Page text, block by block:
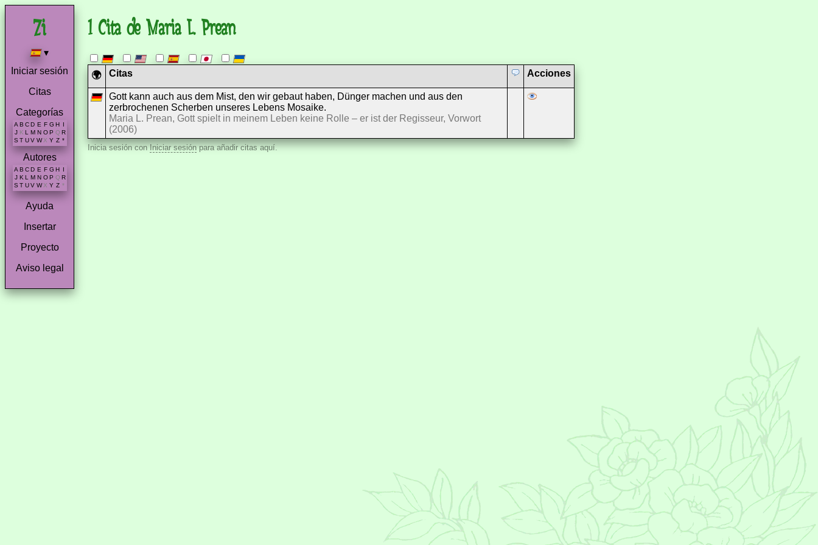
▾
Iniciar sesión
Citas
Categorías
A B C D E F G H I
J K L M N O P Q R
S T U V W X Y Z *
Autores
A B C D E F G H
J K L M N O P Q R
S T U V W X Y Z *
Ayuda
Insertar
Proyecto
Aviso legal
1 Cita de Maria L. Prean
🌍 Citas Acciones
Gott kann auch aus dem Mist, den wir gebaut haben, Dünger machen und aus den
zerbrochenen Scherben unseres Lebens Mosaike.
Maria L. Prean, Gott spielt in meinem Leben keine Rolle – er ist der Regisseur, Vorwort
(2006)
Inicia sesión conIniciar sesiónpara añadir citas aquí.